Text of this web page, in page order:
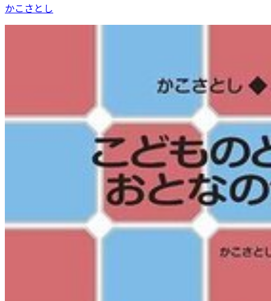
かこさとし